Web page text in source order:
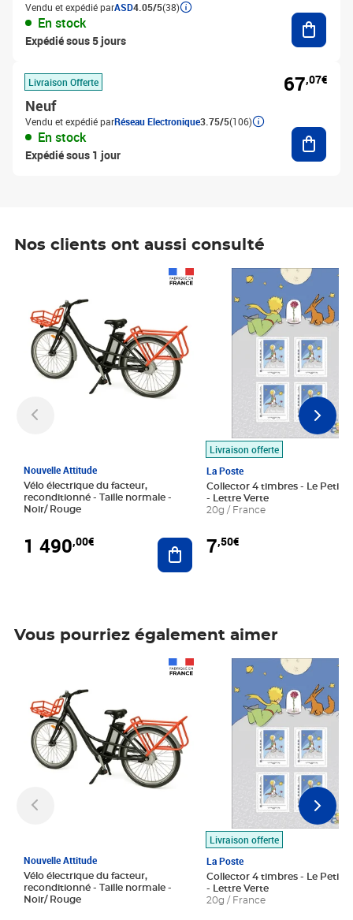
Vendu et expédié parASD4.05/5(38)
En stock
Expédié sous 5 jours
Livraison Offerte
Neuf
Vendu et expédié parRéseau Electronique3.75/5(106)
En stock
Expédié sous 1 jour
67,07€
Nos clients ont aussi consulté
Nouvelle Attitude
Vélo électrique du facteur,
reconditionné - Taille normale -
Noir/ Rouge
1 490,00€ Ajouter au panier
Livraison offerte
La Poste
Collector 4 timbres - Le Petit
- Lettre Verte
20g / France
7,50€
Prix 7,50€
Vous pourriez également aimer
Nouvelle Attitude
Vélo électrique du facteur,
reconditionné - Taille normale -
Noir/ Rouge
Livraison offerte
La Poste
Collector 4 timbres - Le Petit
- Lettre Verte
20g / France
Prix 7,50€